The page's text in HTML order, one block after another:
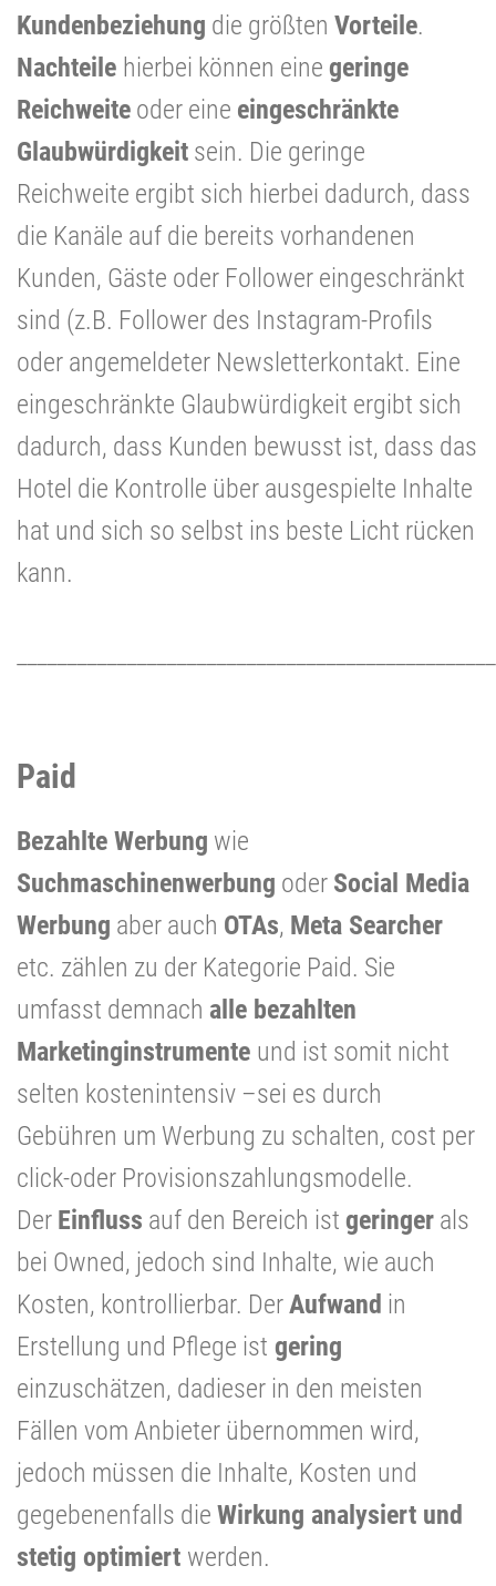
Kundenbeziehung die größten Vorteile.
Nachteile hierbei können eine geringe
Reichweite oder eine eingeschränkte
Glaubwürdigkeit sein. Die geringe
Reichweite ergibt sich hierbei dadurch, dass
die Kanäle auf die bereits vorhandenen
Kunden, Gäste oder Follower eingeschränkt
sind (z.B. Follower des Instagram-Profils
oder angemeldeter Newsletterkontakt. Eine
eingeschränkte Glaubwürdigkeit ergibt sich
dadurch, dass Kunden bewusst ist, dass das
Hotel die Kontrolle über ausgespielte Inhalte
hat und sich so selbst ins beste Licht rücken
kann.
Paid
Bezahlte Werbung wie
Suchmaschinenwerbung oder Social Media
Werbung aber auch OTAs, Meta Searcher
etc. zählen zu der Kategorie Paid. Sie
umfasst demnach alle bezahlten
Marketinginstrumente und ist somit nicht
selten kostenintensiv –sei es durch
Gebühren um Werbung zu schalten, cost per
click-oder Provisionszahlungsmodelle.
Der Einfluss auf den Bereich ist geringer als
bei Owned, jedoch sind Inhalte, wie auch
Kosten, kontrollierbar. DerAufwand in
Erstellung und Pflege ist gering
einzuschätzen, dadieser in den meisten
Fällen vom Anbieter übernommen wird,
jedoch müssen die Inhalte, Kosten und
gegebenenfalls die Wirkung analysiert und
stetig optimiert werden.